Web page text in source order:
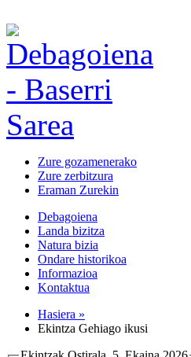
Zure gozamenerako
Zure zerbitzura
Eraman Zurekin
Debagoiena
Landa bizitza
Natura bizia
Ondare historikoa
Informazioa
Kontaktua
Hasiera »
Ekintza Gehiago ikusi